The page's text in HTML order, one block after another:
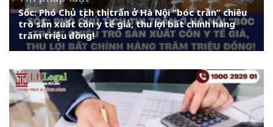
Sốc: Phó Chủ tịch thị trấn ở Hà Nội “bóc trần” chiêu
trò sản xuất cồn y tế giả, thu lợi bất chính hàng
trăm triệu đồng!